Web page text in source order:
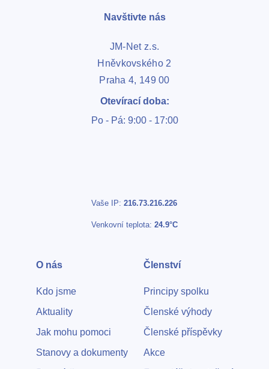
Vaše IP: 216.73.216.226
Venkovní teplota: 24.9°C
Navštivte nás
JM-Net z.s.
Hněvkovského 2
Praha 4, 149 00
Otevírací doba:
Po - Pá: 9:00 - 17:00
O nás
Kdo jsme
Aktuality
Jak mohu pomoci
Stanovy a dokumenty
Členství
Principy spolku
Členské výhody
Členské příspěvky
Akce